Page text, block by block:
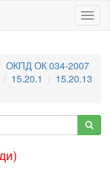
ОКПД ОК 034-2007
15.20.1
15.20.13